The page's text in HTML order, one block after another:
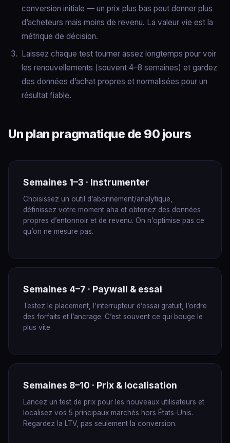
conversion initiale — un prix plus bas peut donner plus
d’acheteurs mais moins de revenu. La valeur vie est la
métrique de décision.
Laissez chaque test tourner assez longtemps pour voir
les renouvellements (souvent 4–8 semaines) et gardez
des données d’achat propres et normalisées pour un
résultat fiable.
Un plan pragmatique de 90 jours
Semaines 1–3 · Instrumenter
Choisissez un outil d’abonnement/analytique,
définissez votre moment aha et obtenez des données
propres d’entonnoir et de revenu. On n’optimise pas ce
qu’on ne mesure pas.
Semaines 4–7 · Paywall & essai
Testez le placement, l’interrupteur d’essai gratuit, l’ordre
des forfaits et l’ancrage. C’est souvent ce qui bouge le
plus vite.
Semaines 8–10 · Prix & localisation
Lancez un test de prix pour les nouveaux utilisateurs et
localisez vos 5 principaux marchés hors États-Unis.
Regardez la LTV, pas seulement la conversion.